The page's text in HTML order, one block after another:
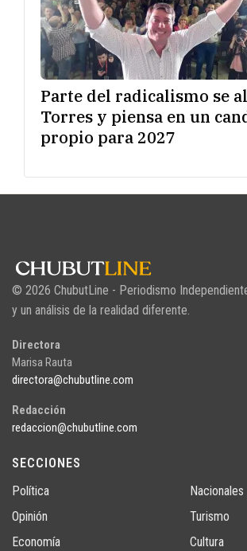
Parte del radicalismo se
Torres y piensa en un
propio para 2027
© 2026 ChubutLine - Periodismo
y un análisis de la realidad diferente.
Directora
Marisa Rauta
directora@chubutline.com
Redacción
redaccion@chubutline.com
SECCIONES
Política
Opinión
Economía
Nacionales
Turismo
Cultura